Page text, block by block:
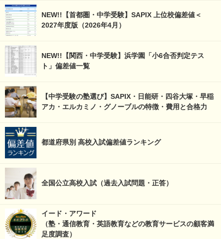
NEW!!【首都圏・中学受験】SAPIX 上位校偏差値＜
2027年度版（2026年4月）
NEW!!【関西・中学受験】浜学園「小6合否判定テス
ト」偏差値一覧
【中学受験の塾選び】SAPIX・日能研・四谷大塚・早稲
アカ・エルカミノ・グノーブルの特徴・費用と合格力
都道府県別 高校入試偏差値ランキング
全国公立高校入試（過去入試問題・正答）
イード・アワード
（塾・通信教育・英語教育などの教育サービスの顧客満
足度調査）